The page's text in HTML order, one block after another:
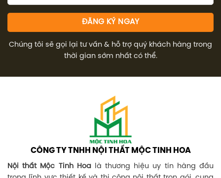
Chúng tôi sẽ gọi lại tư vấn & hỗ trợ quý khách hàng trong
thời gian sớm nhất có thể.
CÔNG TY TNHH NỘI THẤT MỘC TINH HOA
Nội thất Mộc Tinh Hoalà thương hiệu uy tín hàng đầu